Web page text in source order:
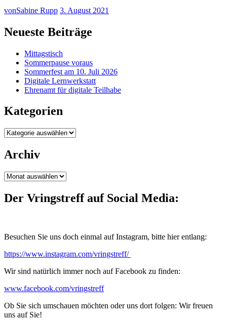
vonSabine Rupp 3. August 2021
Neueste Beiträge
Mittagstisch
Sommerpause voraus
Sommerfest am 10. Juli 2026
Digitale Lernwerkstatt
Ehrenamt für digitale Teilhabe
Kategorien
Kategorien
Archiv
Archiv
Der Vringstreff auf Social Media:
Besuchen Sie uns doch einmal auf Instagram, bitte hier entlang:
https://www.instagram.com/vringstreff/
Wir sind natürlich immer noch auf Facebook zu finden:
www.facebook.com/vringstreff
Ob Sie sich umschauen möchten oder uns dort folgen: Wir freuen
uns auf Sie!